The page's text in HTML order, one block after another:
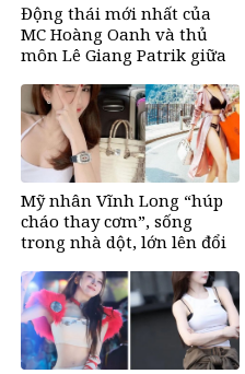
Động thái mới nhất của
MC Hoàng Oanh và thủ
môn Lê Giang Patrik giữa
Mỹ nhân Vĩnh Long “húp
cháo thay cơm”, sống
trong nhà dột, lớn lên đổi
50 tỷ đồng